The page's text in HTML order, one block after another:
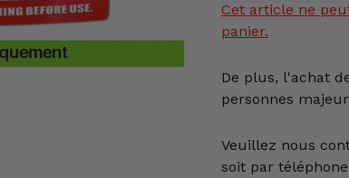
Cet article ne
panier.
De plus, l'achat
personnes
Veuillez nous
soit par